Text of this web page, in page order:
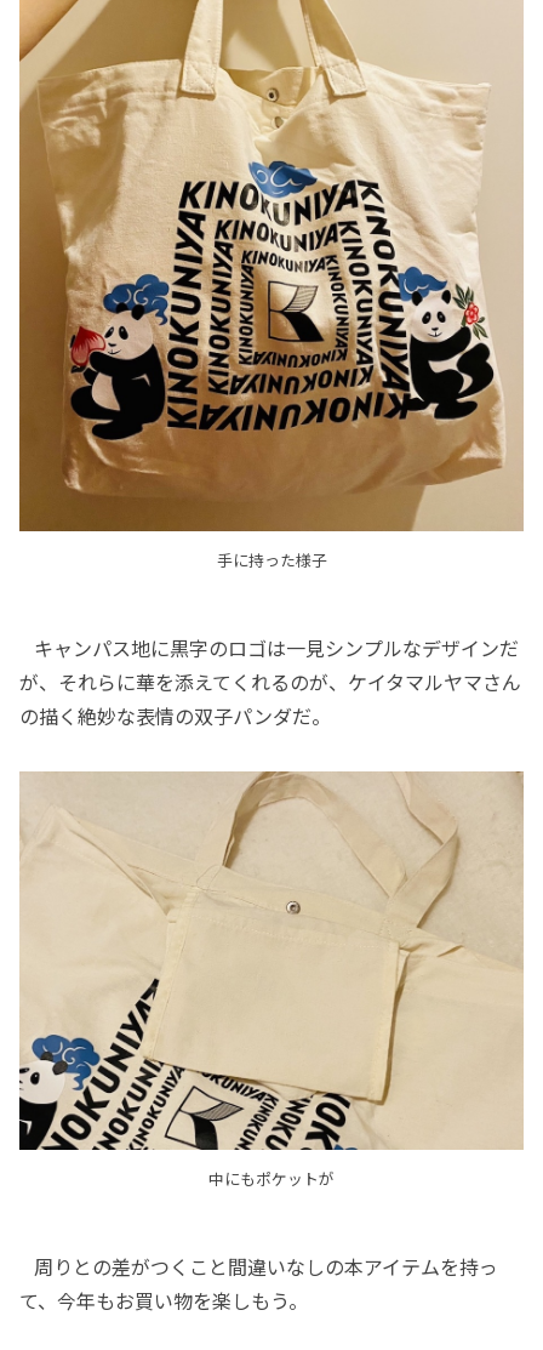
手に持った様子
キャンパス地に黒字のロゴは一見シンプルなデザインだ
が、それらに華を添えてくれるのが、ケイタマルヤマさん
の描く絶妙な表情の双子パンダだ。
中にもポケットが
周りとの差がつくこと間違いなしの本アイテムを持っ
て、今年もお買い物を楽しもう。